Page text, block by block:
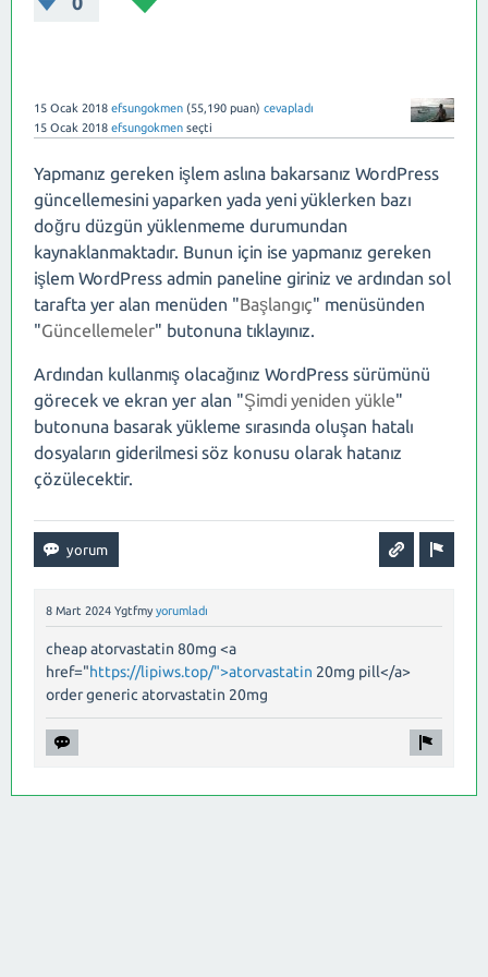
15 Ocak 2018 efsungokmen (55,190 puan) cevapladı
15 Ocak 2018 efsungokmen seçti
Yapmanız gereken işlem aslına bakarsanız WordPress
güncellemesini yaparken yada yeni yüklerken bazı
doğru düzgün yüklenmeme durumundan
kaynaklanmaktadır. Bunun için ise yapmanız gereken
işlem WordPress admin paneline giriniz ve ardından sol
tarafta yer alan menüden "Başlangıç" menüsünden
"Güncellemeler" butonuna tıklayınız.
Ardından kullanmış olacağınız WordPress sürümünü
görecek ve ekran yer alan "Şimdi yeniden yükle"
butonuna basarak yükleme sırasında oluşan hatalı
dosyaların giderilmesi söz konusu olarak hatanız
çözülecektir.
8 Mart 2024 Ygtfmy yorumladı
cheap atorvastatin 80mg <a
href="https://lipiws.top/">atorvastatin 20mg pill</a>
order generic atorvastatin 20mg